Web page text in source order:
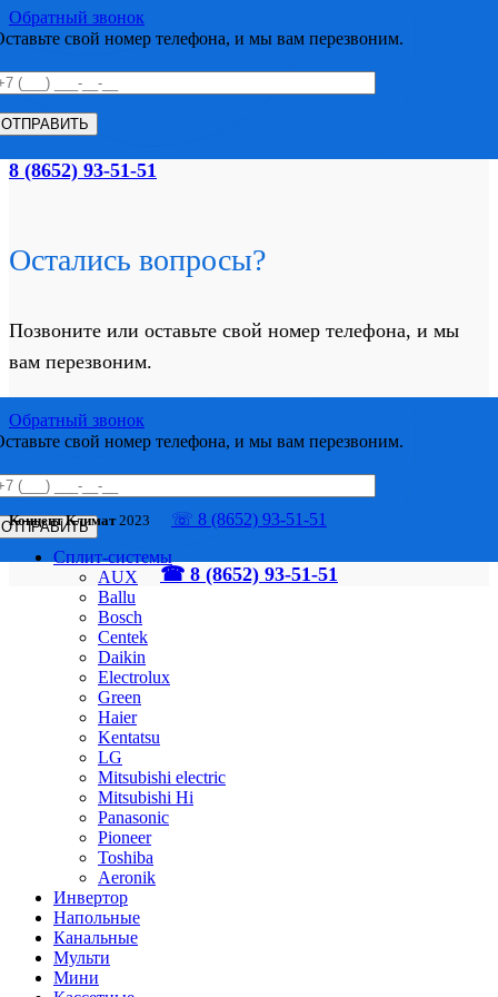
Обратный звонок
свой номер телефона, и мы вам перезвоним.
8 (8652) 93-51-51
Остались вопросы?
Позвоните или оставьте свой номер телефона, и мы
вам перезвоним.
Обратный звонок
свой номер телефона, и мы вам перезвоним.
☎ 8 (8652) 93-51-51
Концепт Климат 2023
☏ 8 (8652) 93-51-51
Сплит-системы
AUX
Ballu
Bosch
Centek
Daikin
Electrolux
Green
Haier
Kentatsu
LG
Mitsubishi electric
Mitsubishi Hi
Panasonic
Pioneer
Toshiba
Аeronik
Инвертор
Напольные
Канальные
Мульти
Мини